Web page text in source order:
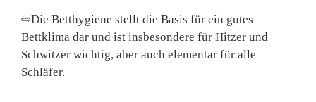
⇨Die Betthygiene stellt die Basis für ein gutes
Bettklima dar und ist insbesondere für Hitzer und
Schwitzer wichtig, aber auch elementar für alle
Schläfer.